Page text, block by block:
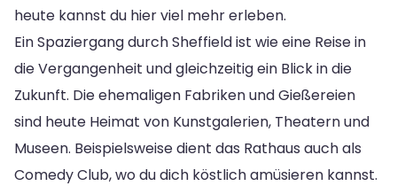
heute kannst du hier viel mehr erleben.
Ein Spaziergang durch Sheffield ist wie eine Reise in
die Vergangenheit und gleichzeitig ein Blick in die
Zukunft. Die ehemaligen Fabriken und Gießereien
sind heute Heimat von Kunstgalerien, Theatern und
Museen. Beispielsweise dient das Rathaus auch als
Comedy Club, wo du dich köstlich amüsieren kannst.